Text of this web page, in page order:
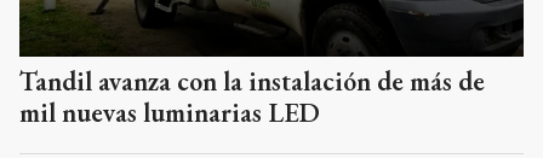
Tandil avanza con la instalación de más de
mil nuevas luminarias LED